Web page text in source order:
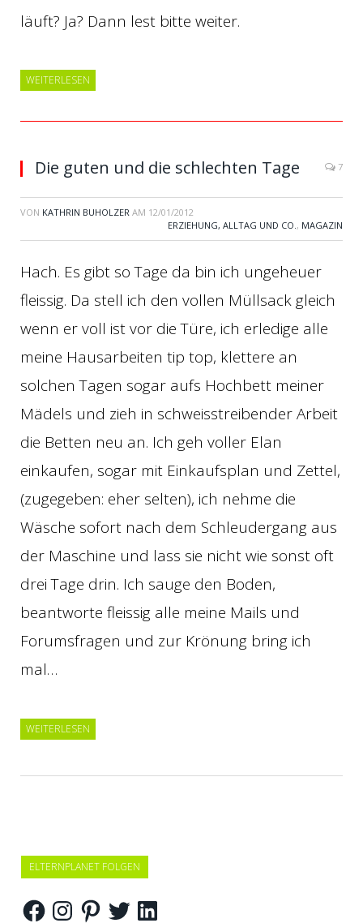
läuft? Ja? Dann lest bitte weiter.
WEITERLESEN
Die guten und die schlechten Tage 7
VON KATHRIN BUHOLZER AM 12/01/2012
ERZIEHUNG, ALLTAG UND CO., MAGAZIN
Hach. Es gibt so Tage da bin ich ungeheuer
fleissig. Da stell ich den vollen Müllsack gleich
wenn er voll ist vor die Türe, ich erledige alle
meine Hausarbeiten tip top, klettere an
solchen Tagen sogar aufs Hochbett meiner
Mädels und zieh in schweisstreibender Arbeit
die Betten neu an. Ich geh voller Elan
einkaufen, sogar mit Einkaufsplan und Zettel,
(zugegeben: eher selten), ich nehme die
Wäsche sofort nach dem Schleudergang aus
der Maschine und lass sie nicht wie sonst oft
drei Tage drin. Ich sauge den Boden,
beantworte fleissig alle meine Mails und
Forumsfragen und zur Krönung bring ich
mal…
WEITERLESEN
ELTERNPLANET FOLGEN
FacebookInstagramPinterestTwitterLinkedIn